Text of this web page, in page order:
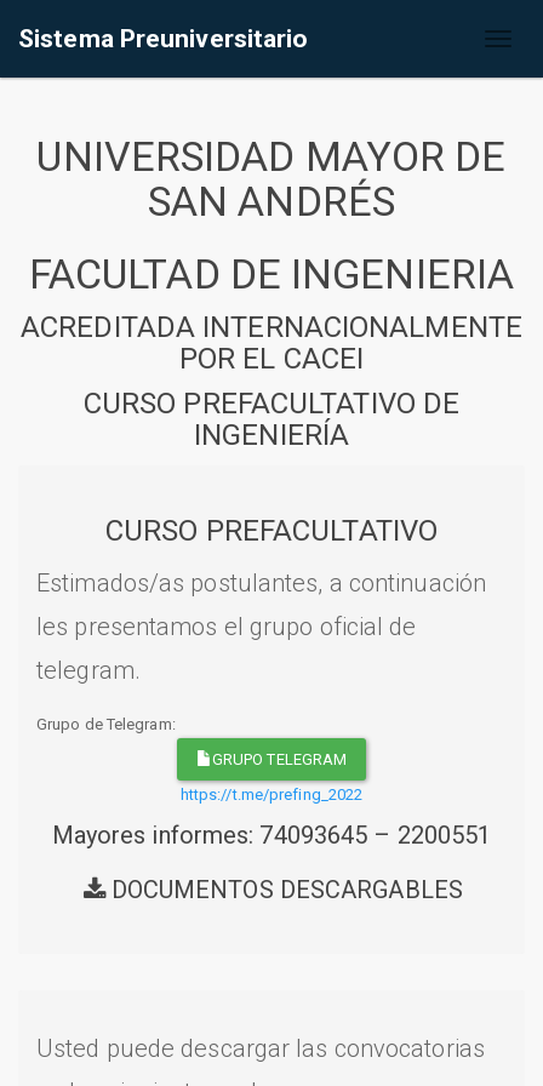
Sistema Preuniversitario
UNIVERSIDAD MAYOR DE
SAN ANDRÉS
FACULTAD DE INGENIERIA
ACREDITADA INTERNACIONALMENTE
POR EL CACEI
CURSO PREFACULTATIVO DE
INGENIERÍA
CURSO PREFACULTATIVO
Estimados/as postulantes, a continuación
les presentamos el grupo oficial de
telegram.
Grupo de Telegram:
GRUPO TELEGRAM
https://t.me/prefing_2022
Mayores informes: 74093645 – 2200551
DOCUMENTOS DESCARGABLES
Usted puede descargar las convocatorias